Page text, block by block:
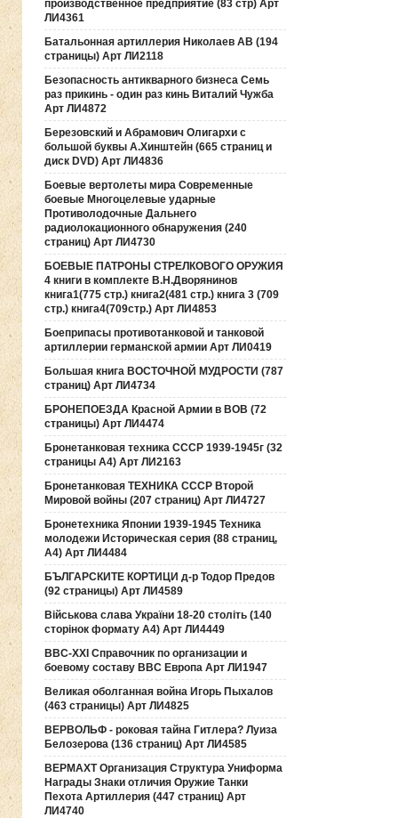
производственное предприятие (83 стр) Арт
ЛИ4361
Батальонная артиллерия Николаев АВ (194
страницы) Арт ЛИ2118
Безопасность антикварного бизнеса Семь
раз прикинь - один раз кинь Виталий Чужба
Арт ЛИ4872
Березовский и Абрамович Олигархи с
большой буквы А.Хинштейн (665 страниц и
диск DVD) Арт ЛИ4836
Боевые вертолеты мира Современные
боевые Многоцелевые ударные
Противолодочные Дальнего
радиолокационного обнаружения (240
страниц) Арт ЛИ4730
БОЕВЫЕ ПАТРОНЫ СТРЕЛКОВОГО ОРУЖИЯ
4 книги в комплекте В.Н.Дворянинов
книга1(775 стр.) книга2(481 стр.) книга 3 (709
стр.) книга4(709стр.) Арт ЛИ4853
Боеприпасы противотанковой и танковой
артиллерии германской армии Арт ЛИ0419
Большая книга ВОСТОЧНОЙ МУДРОСТИ (787
страниц) Арт ЛИ4734
БРОНЕПОЕЗДА Красной Армии в ВОВ (72
страницы) Арт ЛИ4474
Бронетанковая техника СССР 1939-1945г (32
страницы А4) Арт ЛИ2163
Бронетанковая ТЕХНИКА СССР Второй
Мировой войны (207 страниц) Арт ЛИ4727
Бронетехника Японии 1939-1945 Техника
молодежи Историческая серия (88 страниц,
А4) Арт ЛИ4484
БЪЛГАРСКИТЕ КОРТИЦИ д-р Тодор Предов
(92 страницы) Арт ЛИ4589
Військова слава України 18-20 століть (140
сторінок формату А4) Арт ЛИ4449
ВВС-ХХI Справочник по организации и
боевому составу ВВС Европа Арт ЛИ1947
Великая оболганная война Игорь Пыхалов
(463 страницы) Арт ЛИ4825
ВЕРВОЛЬФ - роковая тайна Гитлера? Луиза
Белозерова (136 страниц) Арт ЛИ4585
ВЕРМАХТ Организация Структура Униформа
Награды Знаки отличия Оружие Танки
Пехота Артиллерия (447 страниц) Арт
ЛИ4740